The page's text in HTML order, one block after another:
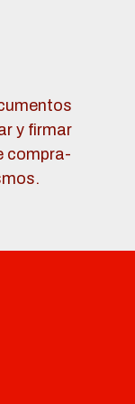
y firmar
compra-